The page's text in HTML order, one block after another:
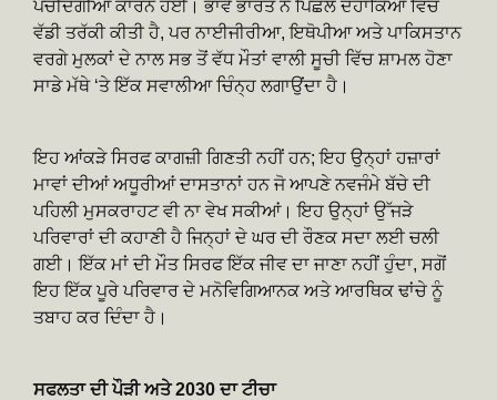
ਪੇਚੀਦਗੀਆਂ ਕਾਰਨ ਹੋਈ। ਭਾਵੇਂ ਭਾਰਤ ਨੇ ਪਿਛਲੇ ਦਹਾਕਿਆਂ ਵਿੱਚ
ਵੱਡੀ ਤਰੱਕੀ ਕੀਤੀ ਹੈ, ਪਰ ਨਾਈਜੀਰੀਆ, ਇਥੋਪੀਆ ਅਤੇ ਪਾਕਿਸਤਾਨ
ਵਰਗੇ ਮੁਲਕਾਂ ਦੇ ਨਾਲ ਸਭ ਤੋਂ ਵੱਧ ਮੌਤਾਂ ਵਾਲੀ ਸੂਚੀ ਵਿੱਚ ਸ਼ਾਮਲ ਹੋਣਾ
ਸਾਡੇ ਮੱਥੇ ‘ਤੇ ਇੱਕ ਸਵਾਲੀਆ ਚਿੰਨ੍ਹ ਲਗਾਉਂਦਾ ਹੈ।
ਇਹ ਆਂਕੜੇ ਸਿਰਫ ਕਾਗਜ਼ੀ ਗਿਣਤੀ ਨਹੀਂ ਹਨ; ਇਹ ਉਨ੍ਹਾਂ ਹਜ਼ਾਰਾਂ
ਮਾਵਾਂ ਦੀਆਂ ਅਧੂਰੀਆਂ ਦਾਸਤਾਨਾਂ ਹਨ ਜੋ ਆਪਣੇ ਨਵਜੰਮੇ ਬੱਚੇ ਦੀ
ਪਹਿਲੀ ਮੁਸਕਰਾਹਟ ਵੀ ਨਾ ਵੇਖ ਸਕੀਆਂ। ਇਹ ਉਨ੍ਹਾਂ ਉੱਜੜੇ
ਪਰਿਵਾਰਾਂ ਦੀ ਕਹਾਣੀ ਹੈ ਜਿਨ੍ਹਾਂ ਦੇ ਘਰ ਦੀ ਰੌਣਕ ਸਦਾ ਲਈ ਚਲੀ
ਗਈ। ਇੱਕ ਮਾਂ ਦੀ ਮੌਤ ਸਿਰਫ ਇੱਕ ਜੀਵ ਦਾ ਜਾਣਾ ਨਹੀਂ ਹੁੰਦਾ, ਸਗੋਂ
ਇਹ ਇੱਕ ਪੂਰੇ ਪਰਿਵਾਰ ਦੇ ਮਨੋਵਿਗਿਆਨਕ ਅਤੇ ਆਰਥਿਕ ਢਾਂਚੇ ਨੂੰ
ਤਬਾਹ ਕਰ ਦਿੰਦਾ ਹੈ।
ਸਫਲਤਾ ਦੀ ਪੌੜੀ ਅਤੇ 2030 ਦਾ ਟੀਚਾ